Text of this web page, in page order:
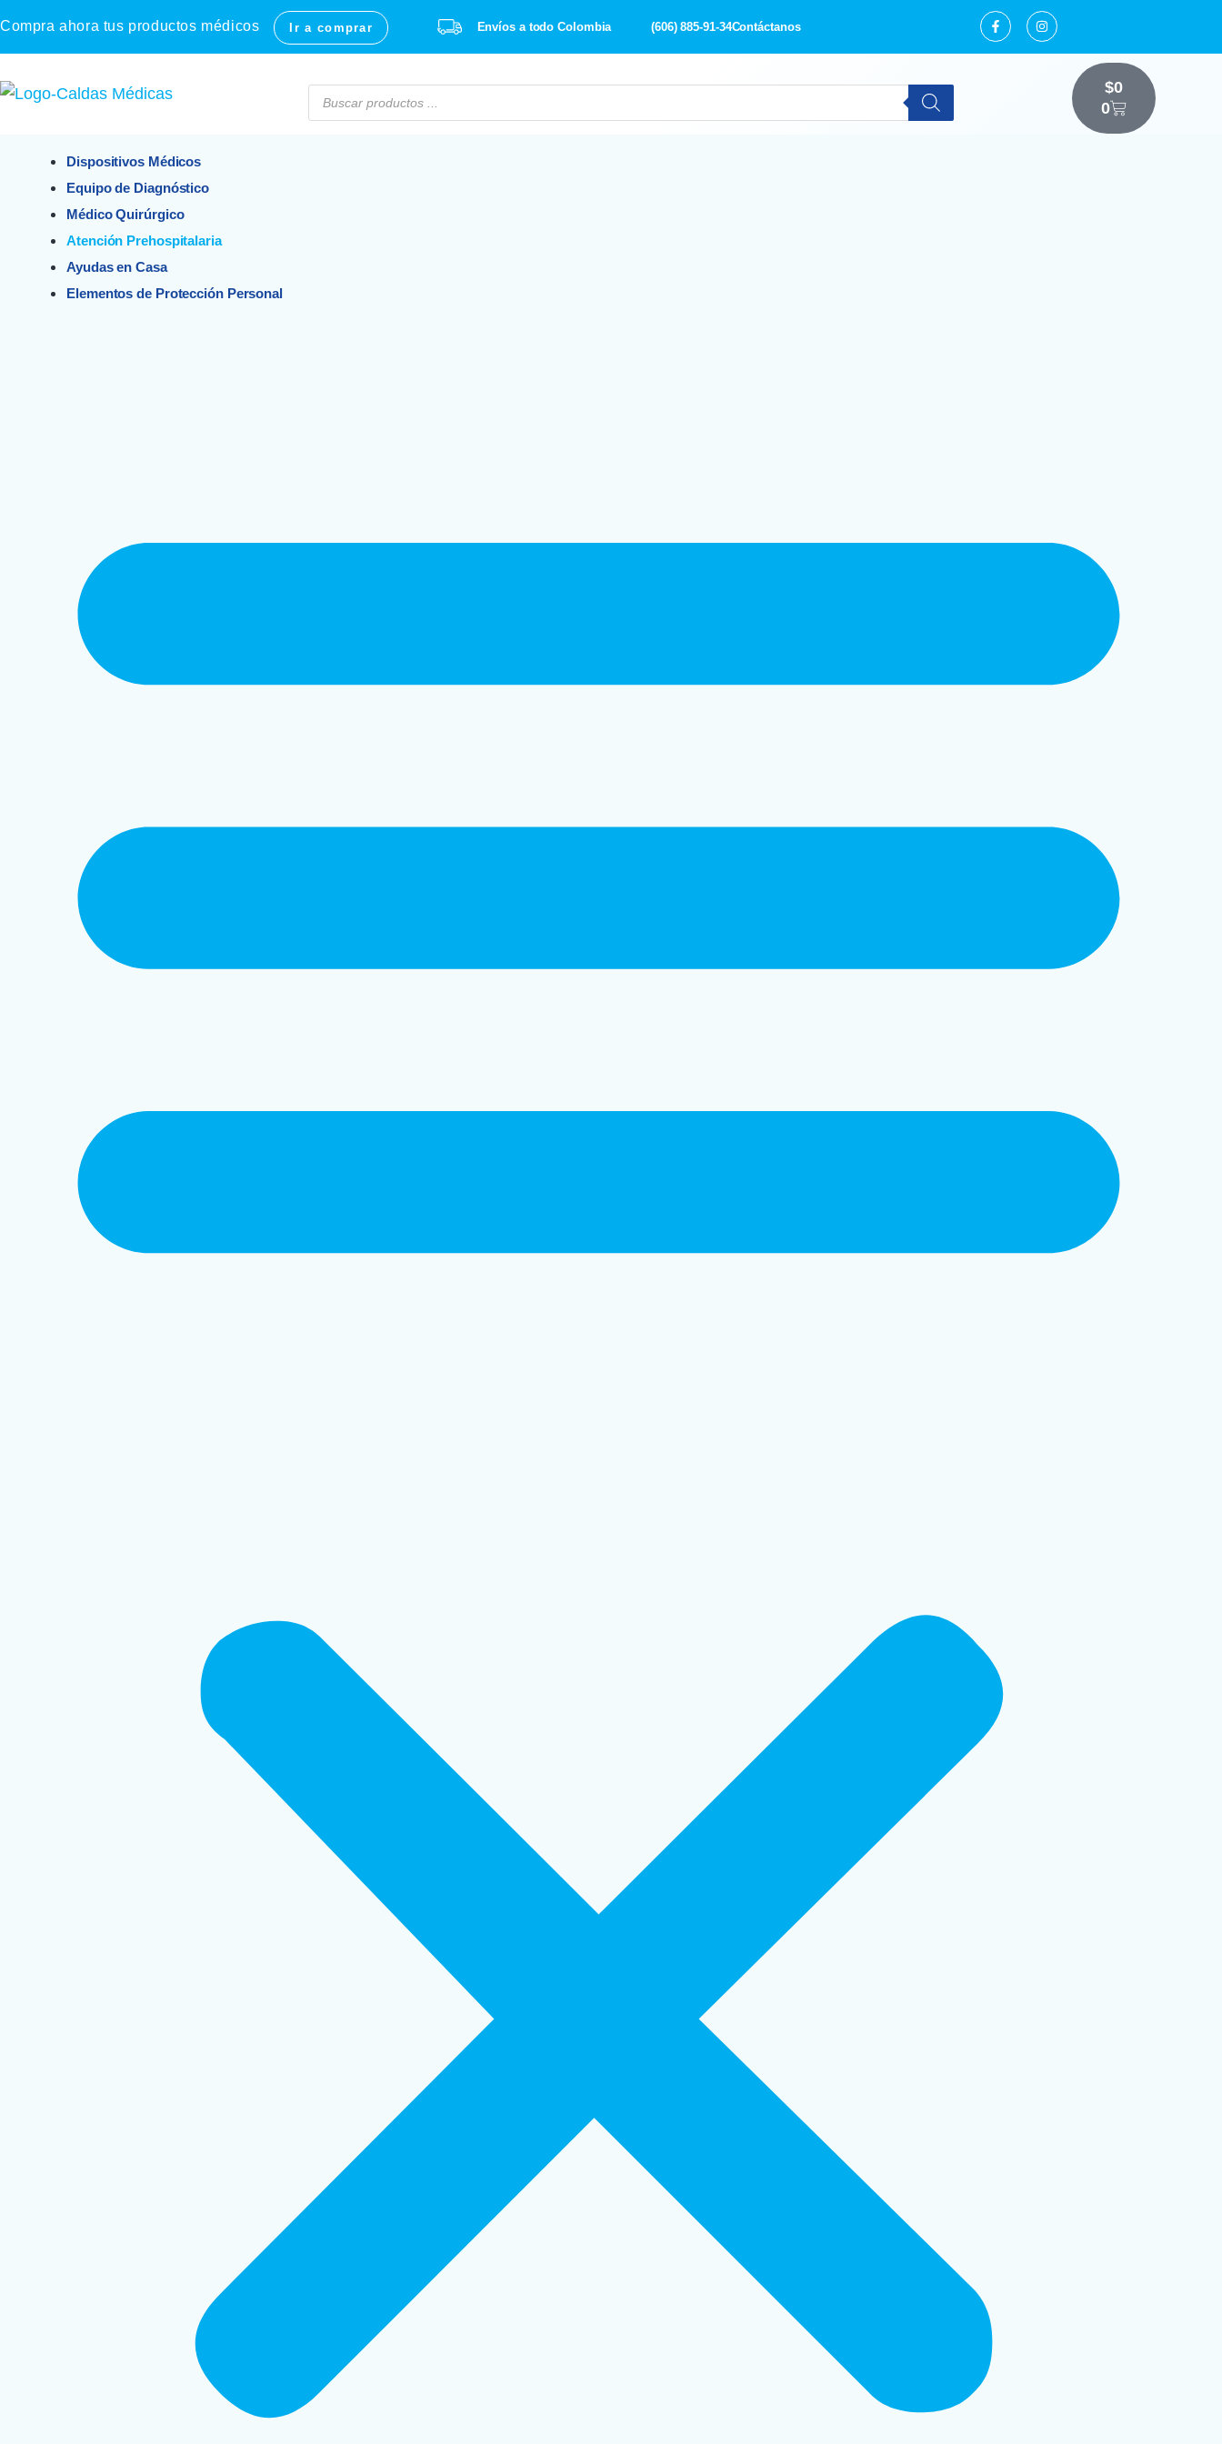
Compra ahora tus productos médicos Ir a comprar Envíos a todo Colombia (606) 885-91-34Contáctanos
$0
0
Dispositivos Médicos
Equipo de Diagnóstico
Médico Quirúrgico
Atención Prehospitalaria
Ayudas en Casa
Elementos de Protección Personal